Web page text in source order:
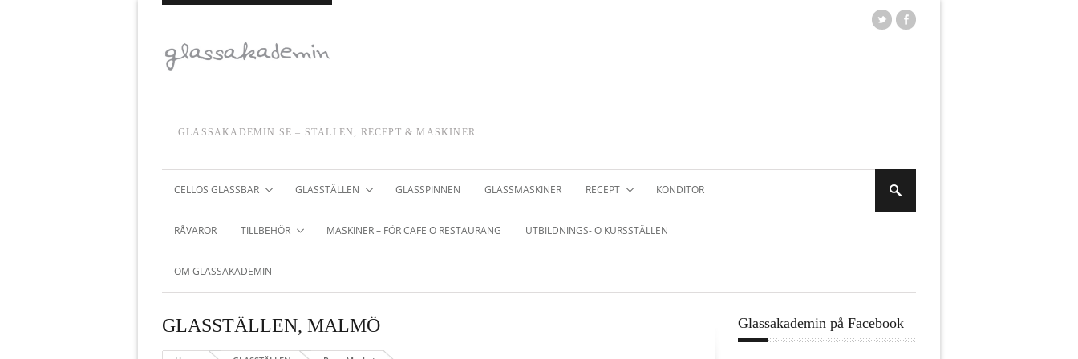
GLASSAKADEMIN.SE – STÄLLEN, RECEPT & MASKINER
CELLOS GLASSBAR GLASSTÄLLEN GLASSPINNEN GLASSMASKINER RECEPT KONDITOR
RÅVAROR TILLBEHÖR MASKINER – FÖR CAFE O RESTAURANG UTBILDNINGS- O KURSSTÄLLEN
OM GLASSAKADEMIN
GLASSTÄLLEN, MALMÖ Glassakademin på Facebook